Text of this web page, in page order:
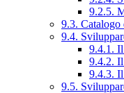
9.2.5.
9.3. Catalogo
9.4.
9.4.1.
9.4.2.
9.4.3.
9.5.